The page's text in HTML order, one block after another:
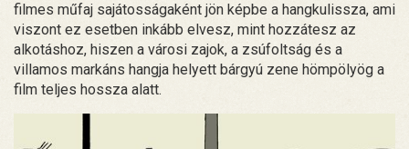
filmes műfaj sajátosságaként jön képbe a hangkulissza, ami
viszont ez esetben inkább elvesz, mint hozzátesz az
alkotáshoz, hiszen a városi zajok, a zsúfoltság és a
villamos markáns hangja helyett bárgyú zene hömpölyög a
film teljes hossza alatt.